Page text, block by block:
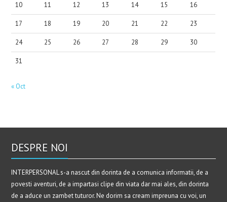
10 11 12 13 14 15 16
17 18 19 20 21 22 23
24 25 26 27 28 29 30
31
« Oct
DESPRE NOI
INTERPERSONAL s-a nascut din dorinta de a comunica informatii, de a
povesti aventuri, de a impartasi clipe din viata dar mai ales, din dorinta
de a aduce un zambet tuturor. Ne dorim sa cream impreuna cu voi, un